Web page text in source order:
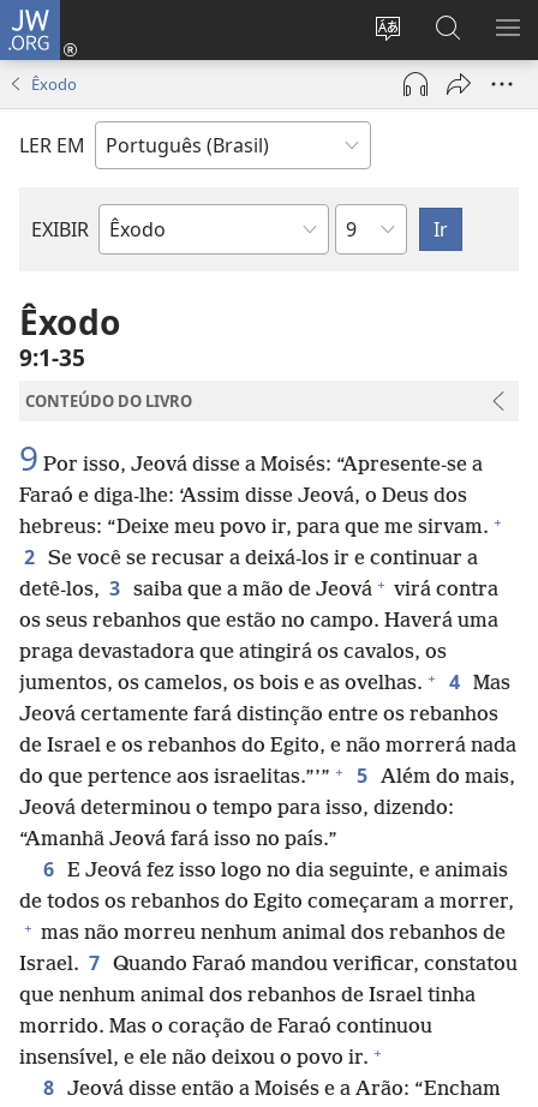
JW.ORG
Mudar
idioma
Log
(abre
janela)
Buscar
no
JW.ORG
Êxodo
LER EM
EXIBIR
Livro
Capítulo
Êxodo
9:1-35
CONTEÚDO DO LIVRO
9 Por isso, Jeová disse a Moisés: “Apresente-se a
Faraó e diga-lhe: ‘Assim disse Jeová, o Deus dos
hebreus: “Deixe meu povo ir, para que me sirvam. +
2 Se você se recusar a deixá-los ir e continuar a
detê-los, 3 saiba que a mão de Jeová + virá contra
os seus rebanhos que estão no campo. Haverá uma
praga devastadora que atingirá os cavalos, os
jumentos, os camelos, os bois e as ovelhas. + 4 Mas
Jeová certamente fará distinção entre os rebanhos
de Israel e os rebanhos do Egito, e não morrerá nada
do que pertence aos israelitas.”’” + 5 Além do mais,
Jeová determinou o tempo para isso, dizendo:
“Amanhã Jeová fará isso no país.”
6 E Jeová fez isso logo no dia seguinte, e animais
de todos os rebanhos do Egito começaram a morrer,
+ mas não morreu nenhum animal dos rebanhos de
Israel. 7 Quando Faraó mandou verificar, constatou
que nenhum animal dos rebanhos de Israel tinha
morrido. Mas o coração de Faraó continuou
insensível, e ele não deixou o povo ir. +
8 Jeová disse então a Moisés e a Arão: “Encham